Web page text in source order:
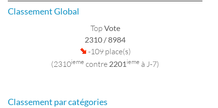
Classement Global
Top Vote
2310 / 8984
-109 place(s)
(2310ieme contre 2201ieme à J-7)
Classement par catégories